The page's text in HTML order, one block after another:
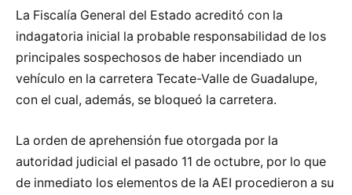
La Fiscalía General del Estado acreditó con la
indagatoria inicial la probable responsabilidad de los
principales sospechosos de haber incendiado un
vehículo en la carretera Tecate-Valle de Guadalupe,
con el cual, además, se bloqueó la carretera.
La orden de aprehensión fue otorgada por la
autoridad judicial el pasado 11 de octubre, por lo que
de inmediato los elementos de la AEI procedieron a su